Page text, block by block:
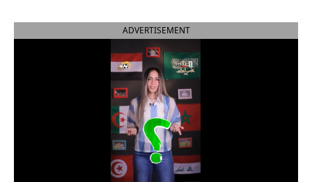
الدوري الألماني
الدوري السعودي للمحترفين
ADVERTISEMENT